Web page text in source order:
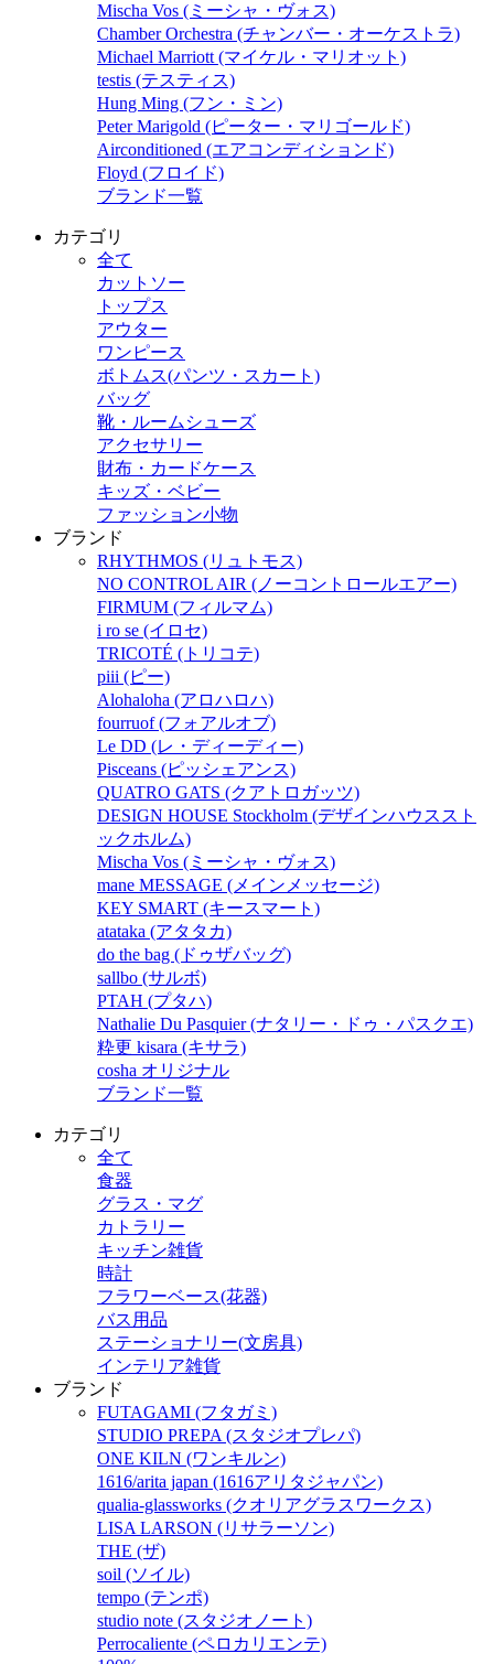
Mischa Vos (ミーシャ・ヴォス)
Chamber Orchestra (チャンバー・オーケストラ)
Michael Marriott (マイケル・マリオット)
testis (テスティス)
Hung Ming (フン・ミン)
Peter Marigold (ピーター・マリゴールド)
Airconditioned (エアコンディションド)
Floyd (フロイド)
ブランド一覧
カテゴリ
全て
カットソー
トップス
アウター
ワンピース
ボトムス(パンツ・スカート)
バッグ
靴・ルームシューズ
アクセサリー
財布・カードケース
キッズ・ベビー
ファッション小物
ブランド
RHYTHMOS (リュトモス)
NO CONTROL AIR (ノーコントロールエアー)
FIRMUM (フィルマム)
i ro se (イロセ)
TRICOTÉ (トリコテ)
piii (ピー)
Alohaloha (アロハロハ)
fourruof (フォアルオブ)
Le DD (レ・ディーディー)
Pisceans (ピッシェアンス)
QUATRO GATS (クアトロガッツ)
DESIGN HOUSE Stockholm (デザインハウススト
ックホルム)
Mischa Vos (ミーシャ・ヴォス)
mane MESSAGE (メインメッセージ)
KEY SMART (キースマート)
atataka (アタタカ)
do the bag (ドゥザバッグ)
sallbo (サルボ)
PTAH (プタハ)
Nathalie Du Pasquier (ナタリー・ドゥ・パスクエ)
粋更 kisara (キサラ)
cosha オリジナル
ブランド一覧
カテゴリ
全て
食器
グラス・マグ
カトラリー
キッチン雑貨
時計
フラワーベース(花器)
バス用品
ステーショナリー(文房具)
インテリア雑貨
ブランド
FUTAGAMI (フタガミ)
STUDIO PREPA (スタジオプレパ)
ONE KILN (ワンキルン)
1616/arita japan (1616アリタジャパン)
qualia-glassworks (クオリアグラスワークス)
LISA LARSON (リサラーソン)
THE (ザ)
soil (ソイル)
tempo (テンポ)
studio note (スタジオノート)
Perrocaliente (ペロカリエンテ)